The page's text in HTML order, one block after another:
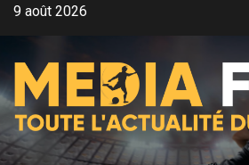
Aller9 août 2026